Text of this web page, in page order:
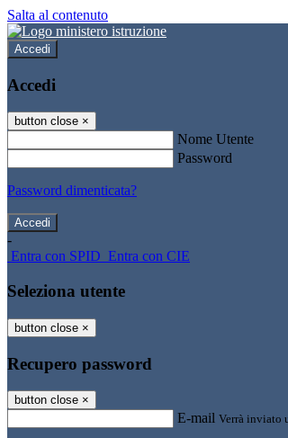
Salta al contenuto
Accedi
Accedi
button close ×
Nome Utente
Password
Password dimenticata?
-
Entra con SPID Entra con CIE
Seleziona utente
button close ×
Recupero password
button close ×
E-mail Verrà inviato